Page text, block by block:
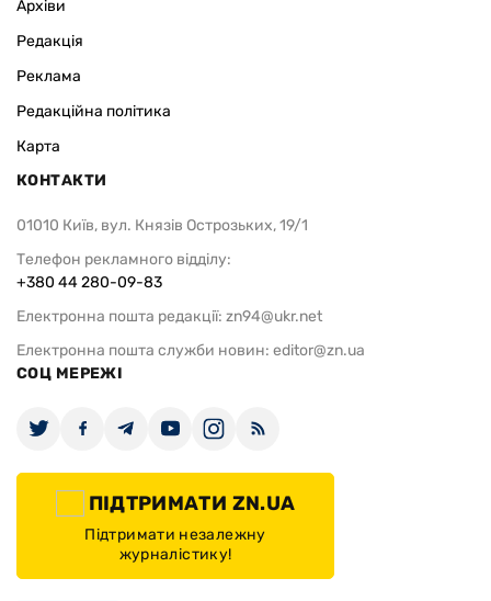
Архіви
Редакція
Реклама
Редакційна політика
Карта
КОНТАКТИ
01010 Київ, вул. Князів Острозьких, 19/1
Телефон рекламного відділу:
+380 44 280-09-83
Електронна пошта редакції: zn94@ukr.net
Електронна пошта служби новин: editor@zn.ua
СОЦ МЕРЕЖІ
ПІДТРИМАТИ ZN.UA
Підтримати незалежну
журналістику!